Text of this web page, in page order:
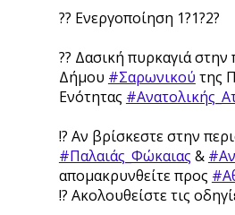
?? Ενεργοποίηση 1?1?2?
?? Δασική πυρκαγιά στην
Δήμου #Σαρωνικού της
Ενότητας
!? Αν βρίσκεστε στην
#Παλαιάς_Φώκαιας &
απομακρυνθείτε προς
!? Ακολουθείστε τις